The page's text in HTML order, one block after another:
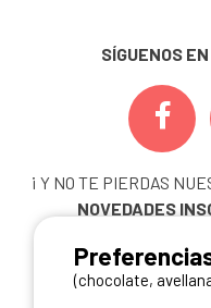
SÍGUENOS
¡ Y NO TE PIERDAS
NOVEDADES
(chocolate,